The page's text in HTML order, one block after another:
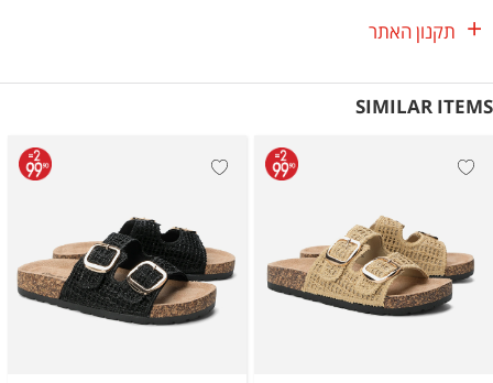
תקנון האתר
SIMILAR ITEMS